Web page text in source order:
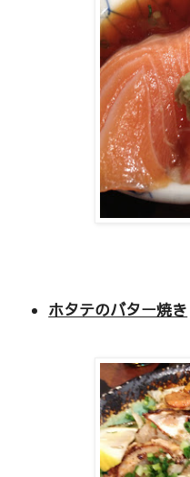
ホタテのバター焼き